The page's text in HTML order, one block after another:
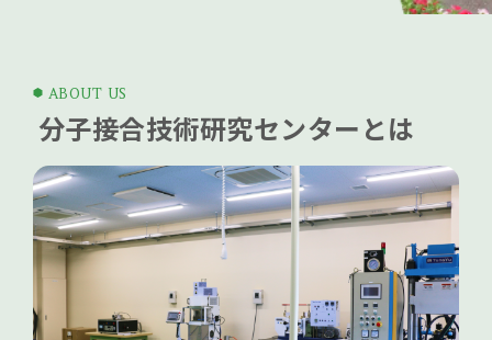
ABOUT US
分子接合技術研究センターとは